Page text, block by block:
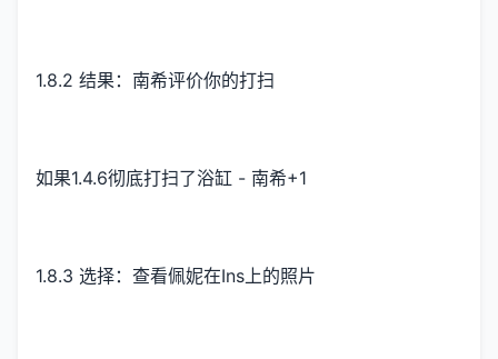
1.8.2 结果：南希评价你的打扫
如果1.4.6彻底打扫了浴缸 - 南希+1
1.8.3 选择：查看佩妮在Ins上的照片